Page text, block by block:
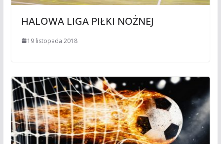
HALOWA LIGA PIŁKI NOŻNEJ
19 listopada 2018